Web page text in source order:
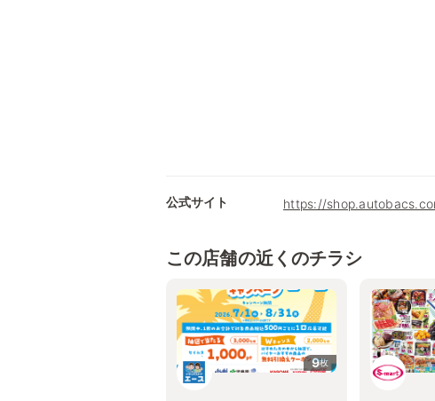
公式サイト https://
この店舗の近くのチラシ
9枚